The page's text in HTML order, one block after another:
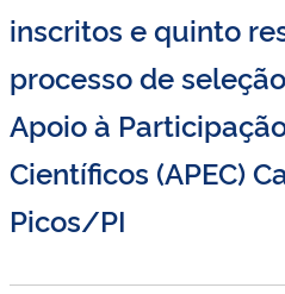
inscritos e quinto
processo de
Apoio à
Científicos (APEC)
Picos/PI